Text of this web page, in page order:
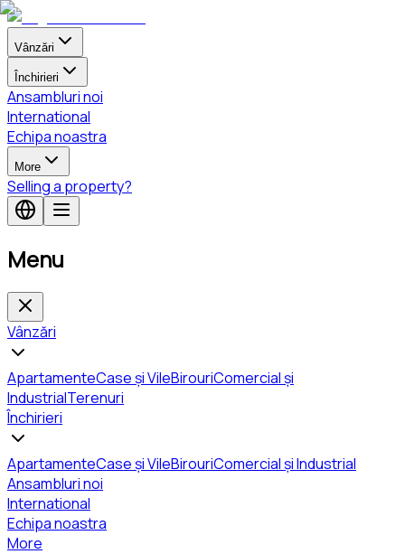
Vânzări
Închirieri
Ansambluri noi
International
Echipa noastra
More
Selling a property?
Menu
Vânzări
ApartamenteCase și VileBirouriComercial și
IndustrialTerenuri
Închirieri
ApartamenteCase și VileBirouriComercial și Industrial
Ansambluri noi
International
Echipa noastra
More